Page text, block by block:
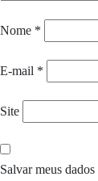
Nome *
E-mail *
Site
Salvar meus